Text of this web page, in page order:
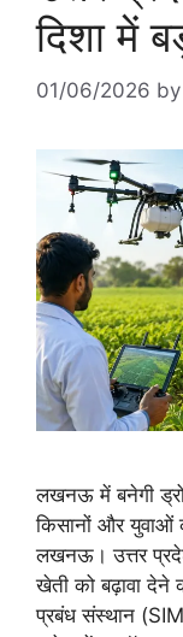
दिशा में
01/06/2026 by
लखनऊ में बनेगी
किसानों और
लखनऊ। उत्तर
खेती को बढ़ावा देने
प्रबंध संस्थान